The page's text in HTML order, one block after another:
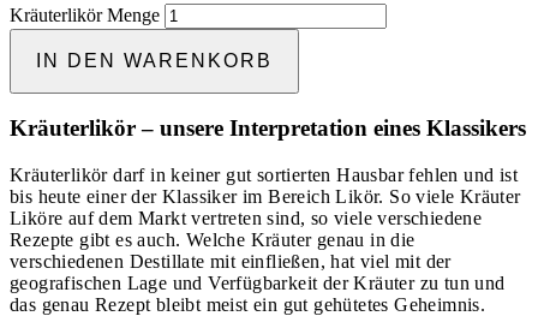
Kräuterlikör Menge
IN DEN WARENKORB
Kräuterlikör – unsere Interpretation eines Klassikers
Kräuterlikör darf in keiner gut sortierten Hausbar fehlen und ist
bis heute einer der Klassiker im Bereich Likör. So viele Kräuter
Liköre auf dem Markt vertreten sind, so viele verschiedene
Rezepte gibt es auch. Welche Kräuter genau in die
verschiedenen Destillate mit einfließen, hat viel mit der
geografischen Lage und Verfügbarkeit der Kräuter zu tun und
das genau Rezept bleibt meist ein gut gehütetes Geheimnis.